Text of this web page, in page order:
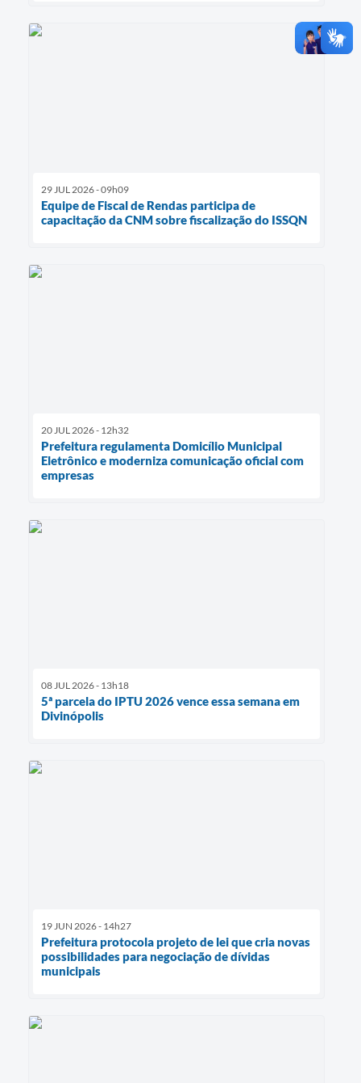
29 JUL 2026 - 09h09
Equipe de Fiscal de Rendas participa de
capacitação da CNM sobre fiscalização do ISSQN
20 JUL 2026 - 12h32
Prefeitura regulamenta Domicílio Municipal
Eletrônico e moderniza comunicação oficial com
empresas
08 JUL 2026 - 13h18
5ª parcela do IPTU 2026 vence essa semana em
Divinópolis
19 JUN 2026 - 14h27
Prefeitura protocola projeto de lei que cria novas
possibilidades para negociação de dívidas
municipais